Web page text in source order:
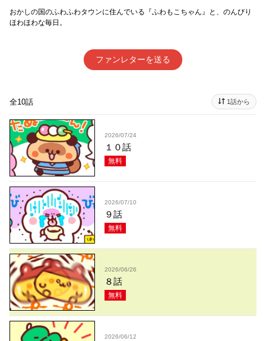
おかしの国のふわふわタウンに住んでいる『ふわもこちゃん』と、のんびり
ほわほわな毎日。
ファンレターを送る
全10話 1話から
2026/07/24
１０話
無料
2026/07/10
９話
無料
2026/06/26
８話
無料
2026/06/12